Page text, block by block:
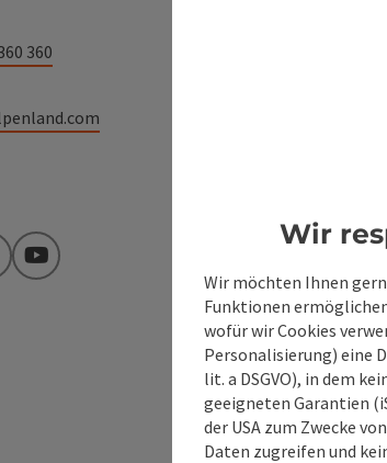
360
YouTube
Wir
Wir möchten Ihnen
Funktionen
wofür wir Cookies
Personalisierung) eine
lit. a DSGVO), in dem
geeigneten Garantien
der USA zum Zwecke
Daten zugreifen und